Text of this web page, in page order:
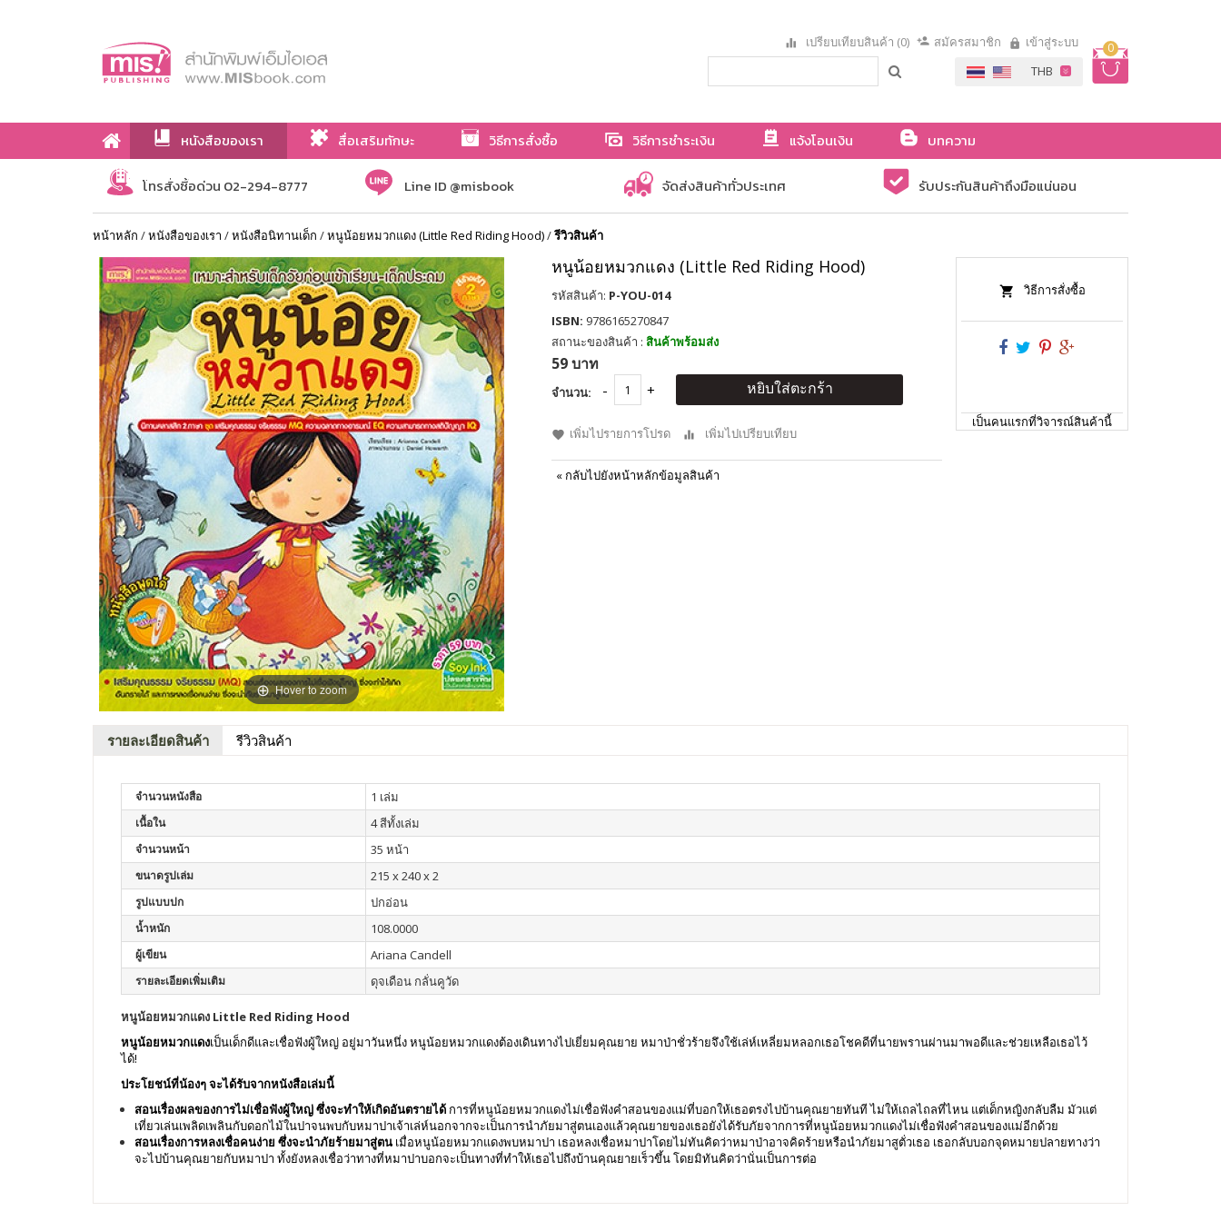
0
เปรียบเทียบสินค้า (0) สมัครสมาชิก เข้าสู่ระบบ
หนังสือของเรา สื่อเสริมทักษะ วิธีการสั่งซื้อ วิธีการชำระเงิน แจ้งโอนเงิน
บทความ
เกี่ยวกับเรา
โทรสั่งซื้อด่วน 02-294-8777 Line ID @misbook จัดส่งสินค้าทั่วประเทศ รับประกันสินค้าถึงมือแน่นอน
หน้าหลัก /หนังสือของเรา /หนังสือนิทานเด็ก /หนูน้อยหมวกแดง (Little Red Riding Hood)/รีวิวสินค้า
Hover to zoom
หนูน้อยหมวกแดง (Little Red Riding Hood)
รหัสสินค้า: P-YOU-014
ISBN: 9786165270847
สถานะของสินค้า : สินค้าพร้อมส่ง
59 บาท
จำนวน: หยิบใส่ตะกร้า
เพิ่มไปรายการโปรด เพิ่มไปเปรียบเทียบ
« กลับไปยังหน้าหลักข้อมูลสินค้า
วิธีการสั่งซื้อ
เป็นคนแรกที่วิจารณ์สินค้านี้
รายละเอียดสินค้า รีวิวสินค้า
จำนวนหนังสือ 1 เล่ม
เนื้อใน 4 สีทั้งเล่ม
จำนวนหน้า 35 หน้า
ขนาดรูปเล่ม 215 x 240 x 2
รูปแบบปก ปกอ่อน
น้ำหนัก 108.0000
ผู้เขียน Ariana Candell
รายละเอียดเพิ่มเติม ดุจเดือน กลั่นคูวัด
หนูน้อยหมวกแดง Little Red Riding Hood
หนูน้อยหมวกแดงเป็นเด็กดีและเชื่อฟังผู้ใหญ่ อยู่มาวันหนึ่ง หนูน้อยหมวกแดงต้องเดินทางไปเยี่ยมคุณยาย หมาป่าชั่วร้ายจึงใช้เล่ห์เหลี่ยมหลอกเธอโชคดีที่นายพรานผ่านมาพอดีและช่วยเหลือเธอไว้
ได้!
ประโยชน์ที่น้องๆ จะได้รับจากหนังสือเล่มนี้
สอนเรื่องผลของการไม่เชื่อฟังผู้ใหญ่ ซึ่งจะทำให้เกิดอันตรายได้ การที่หนูน้อยหมวกแดงไม่เชื่อฟังคำสอนของแม่ที่บอกให้เธอตรงไปบ้านคุณยายทันที ไม่ให้เถลไถลที่ไหน แต่เด็กหญิงกลับลืม มัวแต่
เที่ยวเล่นเพลิดเพลินกับดอกไม้ในปาจนพบกับหมาปาเจ้าเล่ห์นอกจากจะเป็นการนำภัยมาสู่ตนเองแล้วคุณยายของเธอยังได้รับภัยจากการที่หนูน้อยหมวกแดงไม่เชื่อฟังคำสอนของแม่อีกด้วย
สอนเรื่องการหลงเชื่อคนง่าย ซึ่งจะนำภัยร้ายมาสู่ตน เมื่อหนูน้อยหมวกแดงพบหมาปา เธอหลงเชื่อหมาปาโดยไม่ทันคิดว่าหมาป่าอาจคิดร้ายหรือนำภัยมาสูตั่วเธอ เธอกลับบอกจุดหมายปลายทางว่า
จะไปบ้านคุณยายกับหมาปา ทั้งยังหลงเชื่อว่าทางที่หมาปาบอกจะเป็นทางที่ทำให้เธอไปถึงบ้านคุณยายเร็วขึ้น โดยมิทันคิดว่านั่นเป็นการต่อ